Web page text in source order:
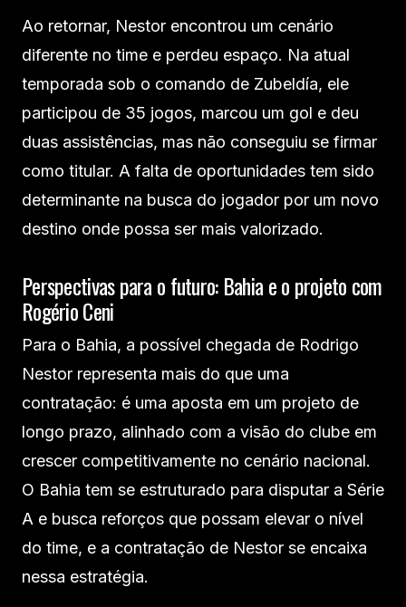
Ao retornar, Nestor encontrou um cenário
diferente no time e perdeu espaço. Na atual
temporada sob o comando de Zubeldía, ele
participou de 35 jogos, marcou um gol e deu
duas assistências, mas não conseguiu se firmar
como titular. A falta de oportunidades tem sido
determinante na busca do jogador por um novo
destino onde possa ser mais valorizado.
Perspectivas para o futuro: Bahia e o projeto com
Rogério Ceni
Para o Bahia, a possível chegada de Rodrigo
Nestor representa mais do que uma
contratação: é uma aposta em um projeto de
longo prazo, alinhado com a visão do clube em
crescer competitivamente no cenário nacional.
O Bahia tem se estruturado para disputar a Série
A e busca reforços que possam elevar o nível
do time, e a contratação de Nestor se encaixa
nessa estratégia.